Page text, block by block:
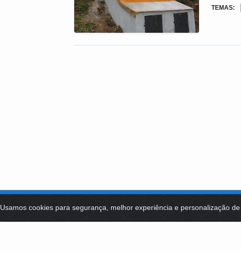
Usamos cookies para segurança, melhor experiência e personalização
em
TEMAS:
PLATAFORMA DE TECNOLOGIAS